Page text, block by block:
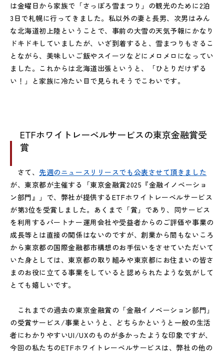
は金曜日から家族で「さっぽろ雪まつり」の観光のために2泊
3日で札幌に行ってきました。私以外の妻と長男、次男はみん
な北海道初上陸ということで、事前の大雪の天気予報にかなり
ドキドキしていましたが、いざ到着すると、雪まつりもさるこ
とながら、美味しいご飯やスイーツなどにメロメロになってい
ました。これからは北海道出張というと、「ひとりだけずる
い！」と家族に冷たい目で見られそうでこわいです。
ETFホワイトレーベルサービスの東京金融賞受
賞
さて、 先週のニュースリリースでも公表させて頂きました
が、東京都が主催する「東京金融賞2025『金融イノベーショ
ン部門』」で、弊社が提供するETFホワイトレーベルサービス
が第3位を受賞しました。あくまで「賞」であり、同サービス
を利用するパートナー運用会社や受益者からのご評価や事業の
成長等とは直接の関係はないのですが、創業から間もないころ
から東京都の国際金融都市構想のお手伝いをさせていただいて
いた身としては、東京都の取り組みや東京都にお住まいの皆さ
まのお役に立てる事業をしていると認められたような気がして
とても嬉しいです。
これまでの過去の東京金融賞の「金融イノベーション部門」
の受賞サービス/事業というと、どちらかというと一般の生活
者にわかりやすいUI/UXのものが多かったような印象ですが、
今回の私たちのETFホワイトレーベルサービスは、弊社の他の